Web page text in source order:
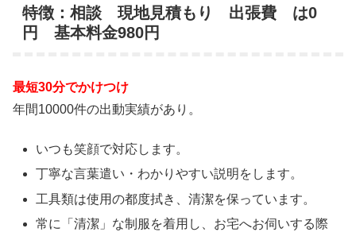
特徴：相談 現地見積もり 出張費 は0
円 基本料金980円
最短30分でかけつけ
年間10000件の出動実績があり。
いつも笑顔で対応します。
丁寧な言葉遣い・わかりやすい説明をします。
工具類は使用の都度拭き、清潔を保っています。
常に「清潔」な制服を着用し、お宅へお伺いする際